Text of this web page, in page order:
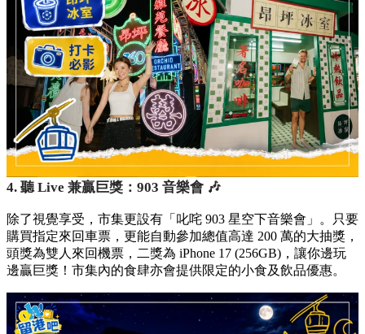
4. 聽 Live 兼贏巨獎：903 音樂會 🎶
除了視覺享受，市集更設有「叱咤 903 星空下音樂會」。只要
購買指定來回車票，更能自動參加總值高達 200 萬的大抽獎，
頭獎為雙人來回機票，二獎為 iPhone 17 (256GB)，讓你邊玩
邊贏巨獎！市集內的食肆亦會提供限定的小食及飲品優惠。